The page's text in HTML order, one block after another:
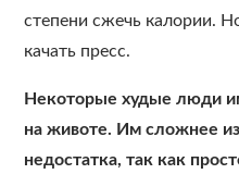
степени сжечь калории.
качать пресс.
Некоторые худые люди
на животе. Им сложнее
недостатка, так как